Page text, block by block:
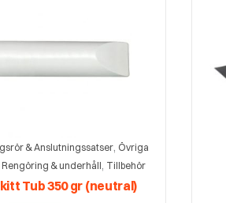
& Anslutningssatser, Övriga
Rengöring & underhåll, Tillbehör
Tub 350 gr (neutral)